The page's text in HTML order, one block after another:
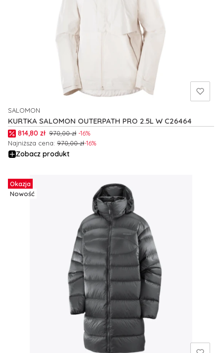
KURTKA SALOMON OUTERPATH PRO 2.5L W C26464
PRODUCENT
SALOMON
Cena promocyjna
814,80 zł 970,00 zł -16%
Najniższa cena: 970,00 zł-16%
Zobacz produkt
Okazja
Nowość